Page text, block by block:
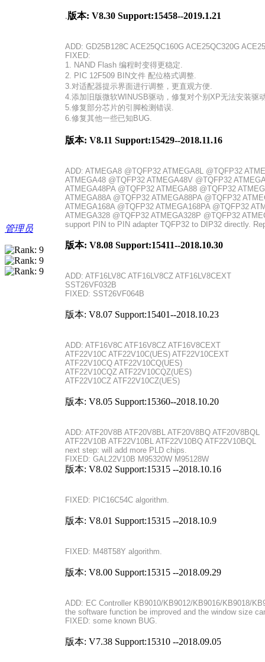
管理员
.版本: V8.30 Support:15458--2019.1.21
ADD: GD25B128C ACE25QC160G ACE25QC320G
FIXED:
1. NAND Flash 编程时变得更稳定.
2. PIC 12F509 BIN文件 配位格式调整.
3.对适配器提示界面进行调整，更直观方便.
4.添加旧版微软WINUSB驱动，修复对个别XP无法安装驱
5.修复部分芯片的引脚检测错误.
6.修复其他一些已知BUG.
版本: V8.11 Support:15429--2018.11.16
ADD: ATMEGA8 @TQFP32 ATMEGA8L @TQFP32
ATMEGA48 @TQFP32 ATMEGA48V @TQFP32
ATMEGA48PA @TQFP32 ATMEGA88 @TQFP32
ATMEGA88A @TQFP32 ATMEGA88PA @TQFP32
ATMEGA168A @TQFP32 ATMEGA168PA @TQFP32
ATMEGA328 @TQFP32 ATMEGA328P @TQFP32
support PIN to PIN adapter TQFP32 to DIP32 directly.
版本: V8.08 Support:15411--2018.10.30
ADD: ATF16LV8C ATF16LV8CZ ATF16LV8CEXT
SST26VF032B
FIXED: SST26VF064B
版本: V8.07 Support:15401--2018.10.23
ADD: ATF16V8C ATF16V8CZ ATF16V8CEXT
ATF22V10C ATF22V10C(UES) ATF22V10CEXT
ATF22V10CQ ATF22V10CQ(UES)
ATF22V10CQZ ATF22V10CQZ(UES)
ATF22V10CZ ATF22V10CZ(UES)
版本: V8.05 Support:15360--2018.10.20
ADD: ATF20V8B ATF20V8BL ATF20V8BQ ATF20V8BQL
ATF22V10B ATF22V10BL ATF22V10BQ ATF22V10BQL
next step: will add more PLD chips.
FIXED: GAL22V10B M95320W M95128W
版本: V8.02 Support:15315 --2018.10.16
FIXED: PIC16C54C algorithm.
版本: V8.01 Support:15315 --2018.10.9
FIXED: M48T58Y algorithm.
版本: V8.00 Support:15315 --2018.09.29
ADD: EC Controller KB9010/KB9012/KB9016/KB9018/
the software function be improved and the window size
FIXED: some known BUG.
版本: V7.38 Support:15310 --2018.09.05